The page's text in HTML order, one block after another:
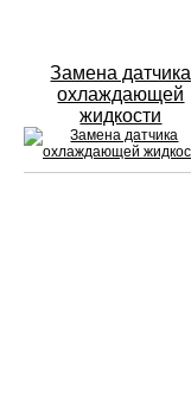
Замена датчика
охлаждающей
жидкости